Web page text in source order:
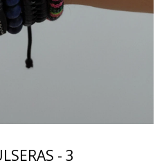
- 3